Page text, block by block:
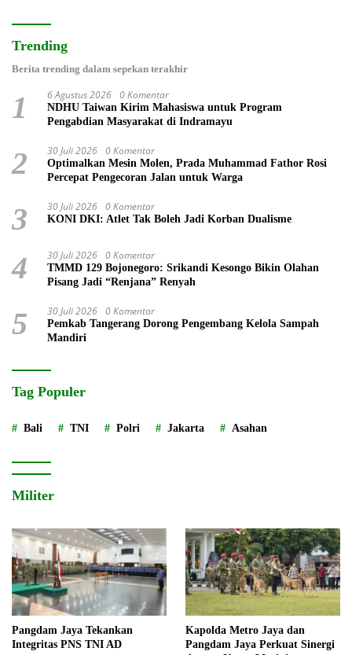
Trending
Berita trending dalam sepekan terakhir
1 6 Agustus 2026 0 Komentar
NDHU Taiwan Kirim Mahasiswa untuk Program
Pengabdian Masyarakat di Indramayu
2 30 Juli 2026 0 Komentar
Optimalkan Mesin Molen, Prada Muhammad Fathor Rosi
Percepat Pengecoran Jalan untuk Warga
3 30 Juli 2026 0 Komentar
KONI DKI: Atlet Tak Boleh Jadi Korban Dualisme
4 30 Juli 2026 0 Komentar
TMMD 129 Bojonegoro: Srikandi Kesongo Bikin Olahan
Pisang Jadi “Renjana” Renyah
5 30 Juli 2026 0 Komentar
Pemkab Tangerang Dorong Pengembang Kelola Sampah
Mandiri
Tag Populer
Bali TNI Polri Jakarta Asahan
Militer
Pangdam Jaya Tekankan
Integritas PNS TNI AD
Kapolda Metro Jaya dan
Pangdam Jaya Perkuat Sinergi